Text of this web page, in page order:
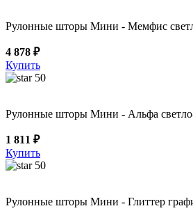
Рулонные шторы Мини - Мемфис
4 878 ₽
Купить
50
Рулонные шторы Мини - Альфа
1 811 ₽
Купить
50
Рулонные шторы Мини - Глиттер